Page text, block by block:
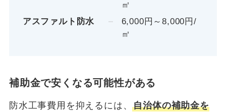
㎡
アスファルト防水
6,000円～8,000円/
㎡
補助金で安くなる可能性がある
防水工事費用を抑えるには、自治体の補助金を